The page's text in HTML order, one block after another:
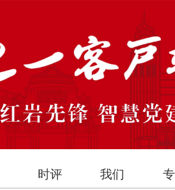
时评 我们